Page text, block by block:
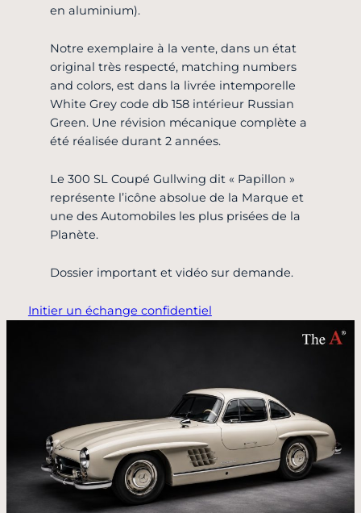
en aluminium).
Notre exemplaire à la vente, dans un état
original très respecté, matching numbers
and colors, est dans la livrée intemporelle
White Grey code db 158 intérieur Russian
Green. Une révision mécanique complète a
été réalisée durant 2 années.
Le 300 SL Coupé Gullwing dit « Papillon »
représente l’icône absolue de la Marque et
une des Automobiles les plus prisées de la
Planète.
Dossier important et vidéo sur demande.
Initier un échange confidentiel